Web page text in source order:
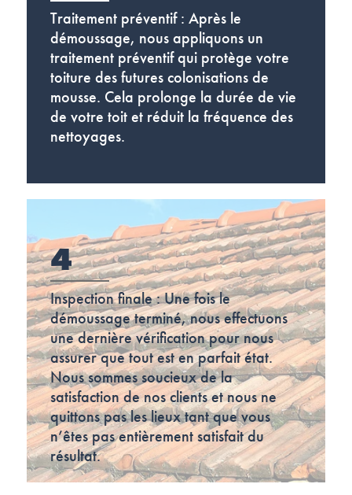
Traitement préventif : Après le
démoussage, nous appliquons un
traitement préventif qui protège votre
toiture des futures colonisations de
mousse. Cela prolonge la durée de vie
de votre toit et réduit la fréquence des
nettoyages.
4
Inspection finale : Une fois le
démoussage terminé, nous effectuons
une dernière vérification pour nous
assurer que tout est en parfait état.
Nous sommes soucieux de la
satisfaction de nos clients et nous ne
quittons pas les lieux tant que vous
n’êtes pas entièrement satisfait du
résultat.